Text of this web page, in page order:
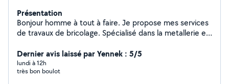
Présentation
Bonjour homme à tout à faire. Je propose mes services
de travaux de bricolage. Spécialisé dans la metallerie et
complexe. Travaux mécanique auto aussi. Je trouve
toujours une solution.
Dernier avis laissé par Yennek : 5/5
lundi à 12h
très bon boulot